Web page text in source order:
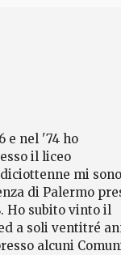
e nel '74 ho
il liceo
mi sono
di Palermo
Ho subito vinto il
a soli ventitré
alcuni